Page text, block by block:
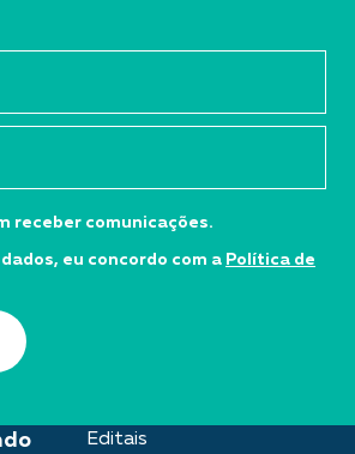
Editais
receber comunicações.
eu concordo com a Política de